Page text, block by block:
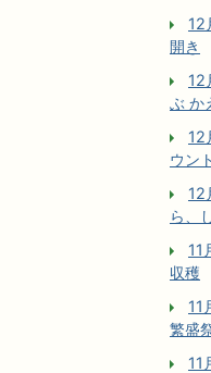
12
開き
12
ぶ か
12
ウン
12
ら、
11
収穫
11
繁盛
11